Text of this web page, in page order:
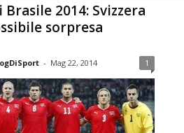
2014: Svizzera
sorpresa
- Mag 22, 2014 1